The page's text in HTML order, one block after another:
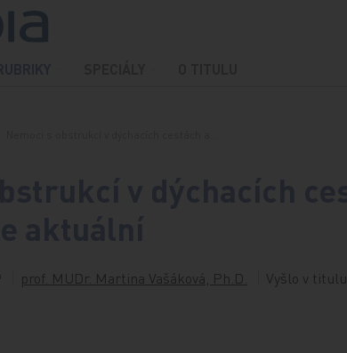
prof. MUDr. Martina Vašáková, Ph.D. Vyšlo v titulu